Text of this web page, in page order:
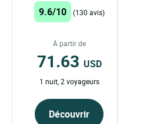
9.6/10 (130 avis)
À partir de
71.63 USD
1 nuit, 2 voyageurs
Découvrir